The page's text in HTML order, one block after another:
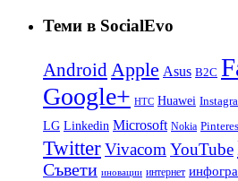
Теми в SocialEvo
Android Apple Asus B2C
Google+ HTC Huawei
LG Linkedin Microsoft Nokia
TwitterVivacom YouTube
Съвети иновации интернет